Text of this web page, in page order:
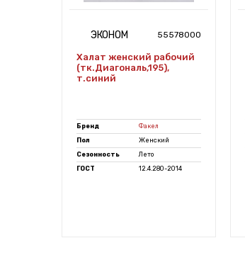
ЭКОНОМ 55578000
Халат женский рабочий
(тк.Диагональ,195),
т.синий
Бренд
Факел
Пол
Женский
Сезонность
Лето
ГОСТ
12.4.280-2014